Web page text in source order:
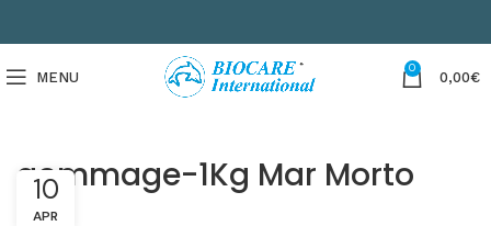
MENU
0
0,00€
gommage-1Kg Mar Morto
10
APR